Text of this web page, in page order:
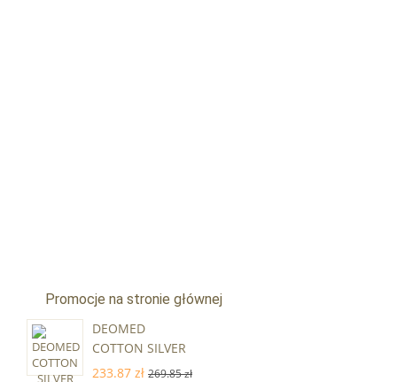
Promocje na stronie głównej
DEOMED
COTTON SILVER
PAKIET 15 par
233.87 zł 269.85 zł